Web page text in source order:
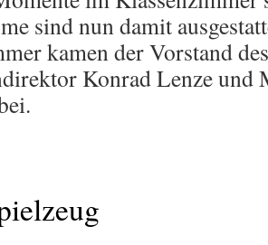
sind nun damit
kamen der Vorstand
Konrad Lenze und